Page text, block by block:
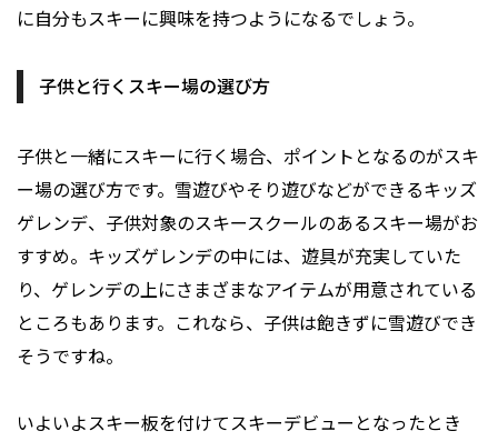
に自分もスキーに興味を持つようになるでしょう。
子供と行くスキー場の選び方
子供と一緒にスキーに行く場合、ポイントとなるのがスキ
ー場の選び方です。雪遊びやそり遊びなどができるキッズ
ゲレンデ、子供対象のスキースクールのあるスキー場がお
すすめ。キッズゲレンデの中には、遊具が充実していた
り、ゲレンデの上にさまざまなアイテムが用意されている
ところもあります。これなら、子供は飽きずに雪遊びでき
そうですね。
いよいよスキー板を付けてスキーデビューとなったとき